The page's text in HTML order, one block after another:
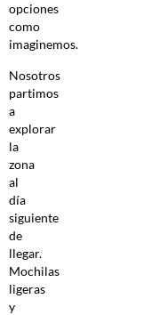
opciones
como
imaginemos.
Nosotros
partimos
a
explorar
la
zona
al
día
siguiente
de
llegar.
Mochilas
ligeras
y